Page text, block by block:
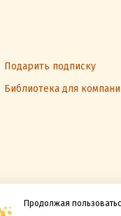
Продолжая
Подарить подписку
Библиотека для